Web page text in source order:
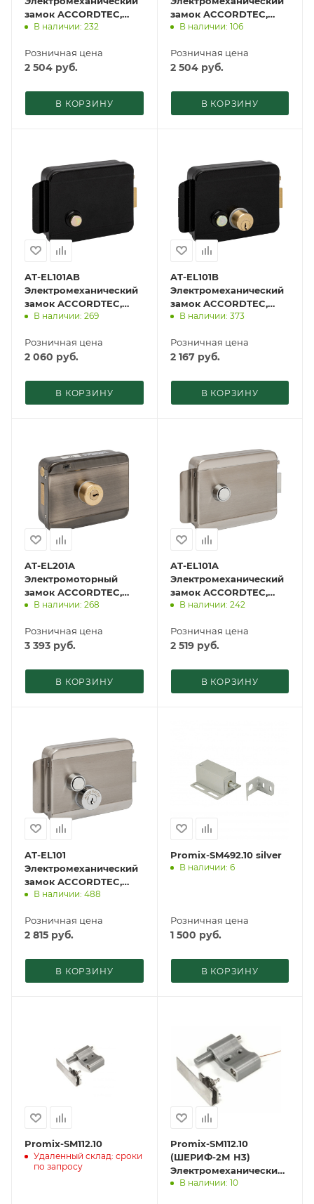
замок ACCORDTEC,
накладной
В наличии: 232
Розничная цена
2 504 руб.
В КОРЗИНУ
замок ACCORDTEC,
накладной
В наличии: 106
Розничная цена
2 504руб.
В КОРЗИНУ
AT-EL101AB
Электромеханический
замок ACCORDTEC,
накладной
В наличии: 269
Розничная цена
2 060 руб.
В КОРЗИНУ
AT-EL101B
Электромеханический
замок ACCORDTEC,
накладной
В наличии: 373
Розничная цена
2 167руб.
В КОРЗИНУ
AT-EL201A
Электромоторный
замок ACCORDTEC,
накладной
В наличии: 268
Розничная цена
3 393 руб.
В КОРЗИНУ
AT-EL101A
Электромеханический
замок ACCORDTEC,
накладной
В наличии: 242
Розничная цена
2 519руб.
В КОРЗИНУ
AT-EL101
Электромеханический
замок ACCORDTEC,
накладной
В наличии: 488
Розничная цена
2 815 руб.
В КОРЗИНУ
Promix-SM492.10 silver
В наличии: 6
Розничная цена
1 500 руб.
В КОРЗИНУ
Promix-SM112.10
Удаленный склад: сроки
по запросу
Promix-SM112.10
(ШЕРИФ-2М Н3)
Электромеханический
замок для торговой
В наличии: 10